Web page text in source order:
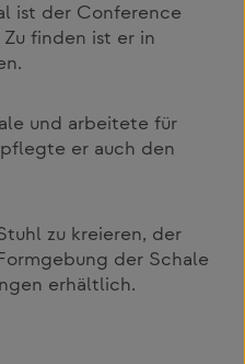
ist der Conference
Zu finden ist er in
und arbeitete für
er auch den
zu kreieren, der
der Schale
erhältlich.